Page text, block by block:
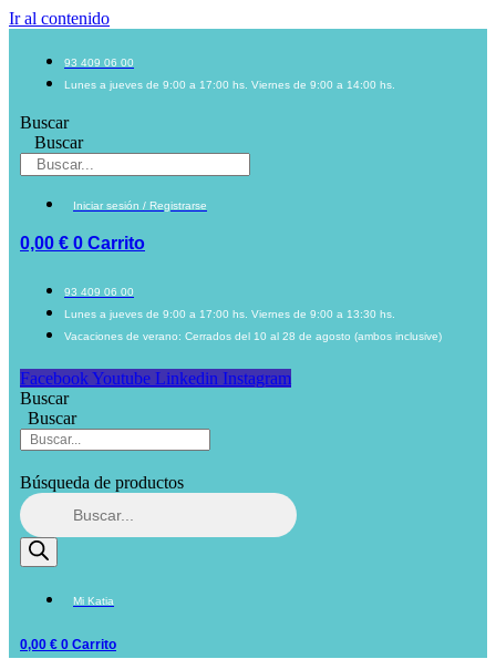
Ir al contenido
93 409 06 00
Lunes a jueves de 9:00 a 17:00 hs. Viernes de 9:00 a 14:00 hs.
Buscar
Buscar
Iniciar sesión / Registrarse
0,00 € 0 Carrito
93 409 06 00
Lunes a jueves de 9:00 a 17:00 hs. Viernes de 9:00 a 13:30 hs.
Vacaciones de verano: Cerrados del 10 al 28 de agosto (ambos inclusive)
Facebook Youtube Linkedin Instagram
Buscar
Buscar
Búsqueda de productos
Mi Katia
0,00 € 0 Carrito